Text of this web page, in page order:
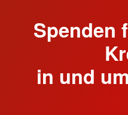
Spenden
in und